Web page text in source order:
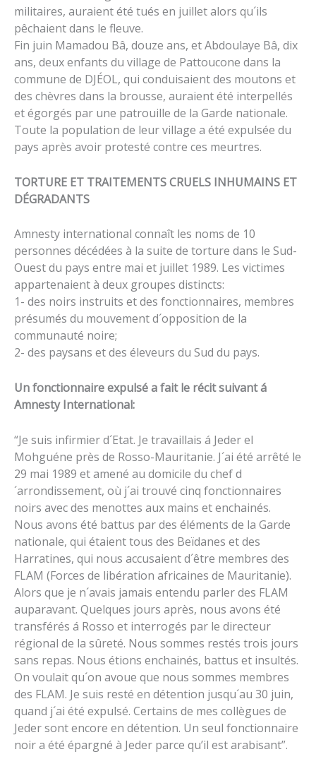
militaires, auraient été tués en juillet alors qu´ils
pêchaient dans le fleuve.
Fin juin Mamadou Bâ, douze ans, et Abdoulaye Bâ, dix
ans, deux enfants du village de Pattoucone dans la
commune de DJÉOL, qui conduisaient des moutons et
des chèvres dans la brousse, auraient été interpellés
et égorgés par une patrouille de la Garde nationale.
Toute la population de leur village a été expulsée du
pays après avoir protesté contre ces meurtres.
TORTURE ET TRAITEMENTS CRUELS INHUMAINS ET
DÉGRADANTS
Amnesty international connaît les noms de 10
personnes décédées à la suite de torture dans le Sud-
Ouest du pays entre mai et juillet 1989. Les victimes
appartenaient à deux groupes distincts:
1- des noirs instruits et des fonctionnaires, membres
présumés du mouvement d´opposition de la
communauté noire;
2- des paysans et des éleveurs du Sud du pays.
Un fonctionnaire expulsé a fait le récit suivant á
Amnesty International:
“Je suis infirmier d´Etat. Je travaillais á Jeder el
Mohguéne près de Rosso-Mauritanie. J´ai été arrêté le
29 mai 1989 et amené au domicile du chef d
´arrondissement, où j´ai trouvé cinq fonctionnaires
noirs avec des menottes aux mains et enchainés.
Nous avons été battus par des éléments de la Garde
nationale, qui étaient tous des Beïdanes et des
Harratines, qui nous accusaient d´être membres des
FLAM (Forces de libération africaines de Mauritanie).
Alors que je n´avais jamais entendu parler des FLAM
auparavant. Quelques jours après, nous avons été
transférés á Rosso et interrogés par le directeur
régional de la sûreté. Nous sommes restés trois jours
sans repas. Nous étions enchainés, battus et insultés.
On voulait qu´on avoue que nous sommes membres
des FLAM. Je suis resté en détention jusqu´au 30 juin,
quand j´ai été expulsé. Certains de mes collègues de
Jeder sont encore en détention. Un seul fonctionnaire
noir a été épargné à Jeder parce qu’il est arabisant”.